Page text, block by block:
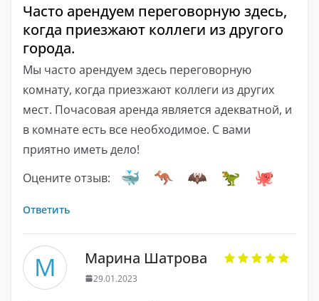
Часто арендуем переговорную здесь,
когда приезжают коллеги из другого
города.
Мы часто арендуем здесь переговорную
комнату, когда приезжают коллеги из других
мест. Почасовая аренда является адекватной, и
в комнате есть все необходимое. С вами
приятно иметь дело!
Оцените отзыв:
Ответить
М Марина Шатрова
29.01.2023